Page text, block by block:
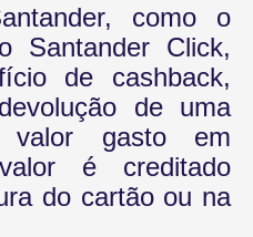
como o
Santander Click,
de cashback,
de uma
valor gasto em
é creditado
do cartão ou na